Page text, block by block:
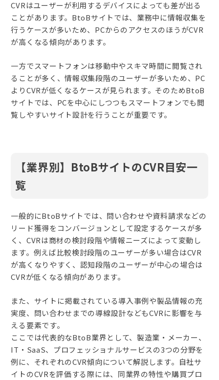
CVRはユーザーが利用するデバイスによっても差が出る
ことがあります。BtoBサイトでは、業務中に情報収集を
行うケースが多いため、PCからのアクセスのほうがCVR
が高くなる傾向があります。
一方でスマートフォンは移動中やスキマ時間に閲覧され
ることが多く、情報収集段階のユーザーが多いため、PC
よりCVRが低くなるケースが見られます。そのためBtoB
サイトでは、PCを中心にしつつもスマートフォンでも閲
覧しやすいサイト設計を行うことが重要です。
【業界別】BtoBサイトのCVR目安一
覧
一般的にBtoBサイトでは、問い合わせや資料請求などの
リード獲得をコンバージョンとして設定するケースが多
く、CVRは商材の検討段階や情報ニーズによって変動し
ます。例えば比較検討段階のユーザーが多い場合はCVR
が高くなりやすく、認知段階のユーザーが中心の場合は
CVRが低くなる傾向があります。
また、サイトに掲載されている導入事例や製品情報の充
実度、問い合わせまでの導線設計などもCVRに影響を与
える要素です。
ここでは代表的なBtoB業界として、製造業・メーカー、
IT・SaaS、プロフェッショナルサービスの3つの分野を
例に、それぞれのCVR傾向について解説します。自社サ
イトのCVRを評価する際には、同業界の特性や購買プロ